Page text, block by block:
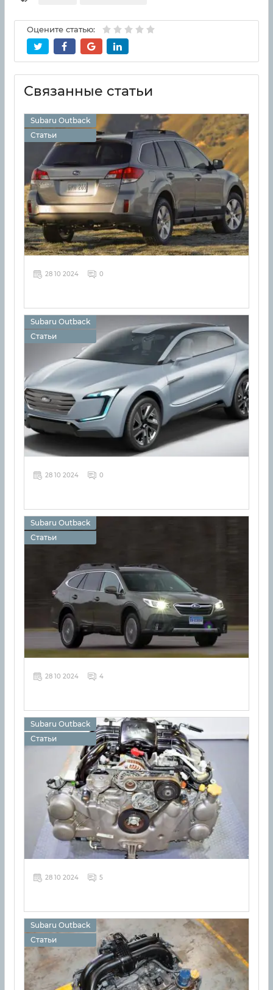
Оцените статью:
Связанные статьи
Subaru Outback
Статьи
28 10 2024 0
Subaru Outback
Статьи
28 10 2024 0
Subaru Outback
Статьи
28 10 2024 4
Subaru Outback
Статьи
28 10 2024 5
Subaru Outback
Статьи